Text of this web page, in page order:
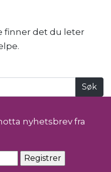
finner det du leter
nyhetsbrev fra